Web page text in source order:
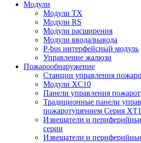
Модули
Модули TX
Модули RS
Модули расширения
Модули ввода/вывода
P-bus интерфейсный модуль
Управление жалюзи
Пожарообнаружение
Станции управления
Модули XC10
Панели управления
Традиционные панели
пожаротушением Серия
Извещатели и
серии
Извещатели и